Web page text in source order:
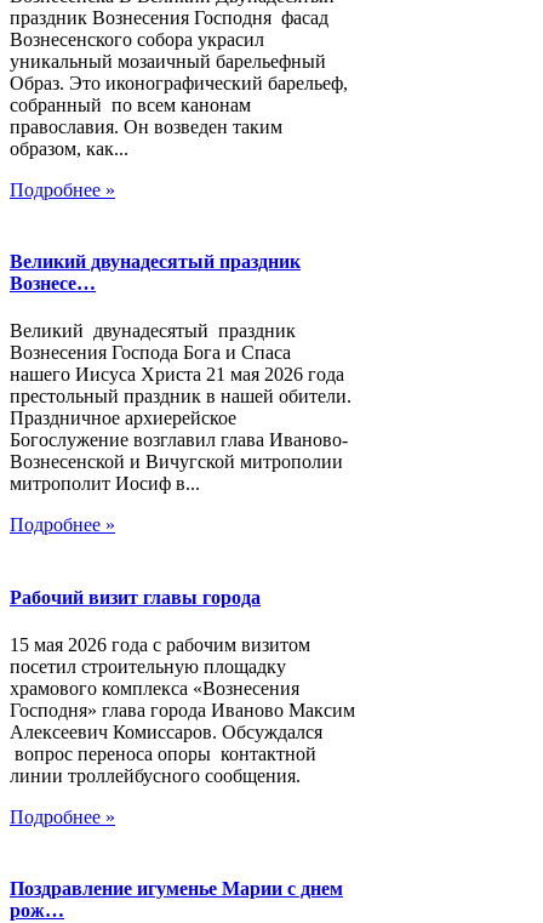
праздник Вознесения Господня фасад
Вознесенского собора украсил
уникальный мозаичный барельефный
Образ. Это иконографический барельеф,
собранный по всем канонам
православия. Он возведен таким
образом, как...
Подробнее »
Великий двунадесятый праздник
Вознесе…
Великий двунадесятый праздник
Вознесения Господа Бога и Спаса
нашего Иисуса Христа 21 мая 2026 года
престольный праздник в нашей обители.
Праздничное архиерейское
Богослужение возглавил глава Иваново-
Вознесенской и Вичугской митрополии
митрополит Иосиф в...
Подробнее »
Рабочий визит главы города
15 мая 2026 года с рабочим визитом
посетил строительную площадку
храмового комплекса «Вознесения
Господня» глава города Иваново Максим
Алексеевич Комиссаров. Обсуждался
вопрос переноса опоры контактной
линии троллейбусного сообщения.
Подробнее »
Поздравление игуменье Марии с днем
рож…